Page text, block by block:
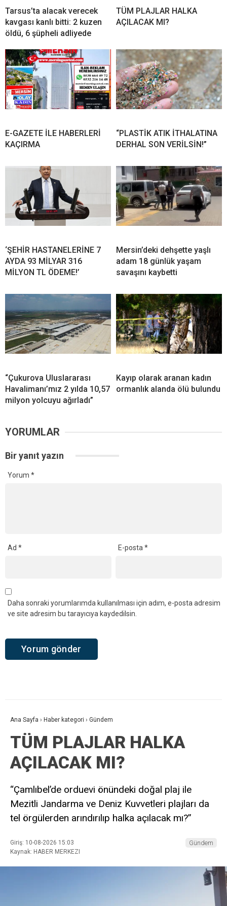
Tarsus’ta alacak verecek
kavgası kanlı bitti: 2 kuzen
öldü, 6 şüpheli adliyede
TÜM PLAJLAR HALKA
AÇILACAK MI?
E-GAZETE İLE HABERLERİ
KAÇIRMA
“PLASTİK ATIK İTHALATINA
DERHAL SON VERİLSİN!”
‘ŞEHİR HASTANELERİNE 7
AYDA 93 MİLYAR 316
MİLYON TL ÖDEME!’
Mersin’deki dehşette yaşlı
adam 18 günlük yaşam
savaşını kaybetti
“Çukurova Uluslararası
Havalimanı’mız 2 yılda 10,57
milyon yolcuyu ağırladı”
Kayıp olarak aranan kadın
ormanlık alanda ölü bulundu
YORUMLAR
Bir yanıt yazın
Yorum *
Ad * E-posta*
Daha sonraki yorumlarımda kullanılması için adım, e-posta adresim
ve site adresim bu tarayıcıya kaydedilsin.
Ana Sayfa › Haber kategori › Gündem
TÜM PLAJLAR HALKA
AÇILACAK MI?
“Çamlıbel’de orduevi önündeki doğal plaj ile
Mezitli Jandarma ve Deniz Kuvvetleri plajları da
tel örgülerden arındırılıp halka açılacak mı?”
Giriş: 10-08-2026 15:03
Kaynak: HABER MERKEZI
Gündem